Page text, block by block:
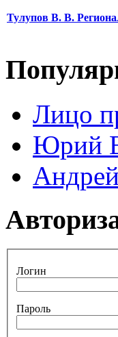
Тулупов В. В.
Лицо
Юрий
Логин
Пароль